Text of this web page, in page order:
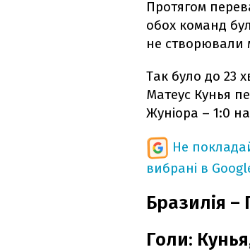
Протягом
обох команд
не створювали
Так було до 23
Матеус Кунья
Жуніора – 1:0
Не
вибрані в
Бразилія –
Голи: